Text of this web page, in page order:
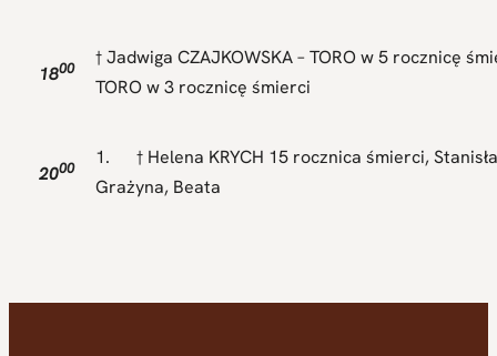
1800
† Jadwiga CZAJKOWSKA – TORO w 5 rocznicę
TORO w 3 rocznicę śmierci
2000
1. † Helena KRYCH 15 rocznica śmierci,
Grażyna, Beata